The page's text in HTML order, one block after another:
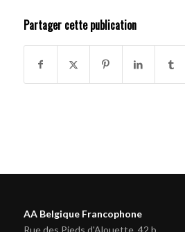
Partager cette publication
AA Belgique Francophone
Rue des Pieds d'Alouette, 42 b